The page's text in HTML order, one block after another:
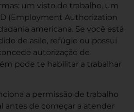
um visto de trabalho, um
(Employment Authorization
americana. Se você está
de asilo, refúgio ou possui
autorização de
pode te habilitar a trabalhar
a permissão de trabalho
antes de começar a atender